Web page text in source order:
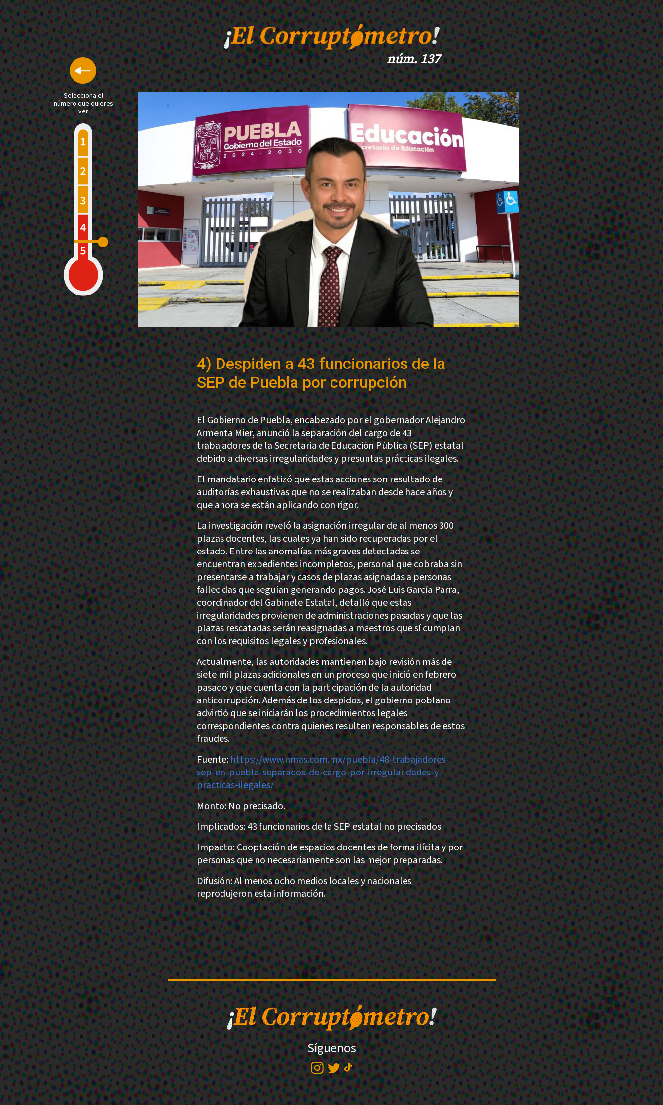
núm. 137
Selecciona el
número que quieres
ver
4) Despiden a 43 funcionarios de la
SEP de Puebla por corrupción
El Gobierno de Puebla, encabezado por el gobernador Alejandro
Armenta Mier, anunció la separación del cargo de 43
trabajadores de la Secretaría de Educación Pública (SEP) estatal
debido a diversas irregularidades y presuntas prácticas ilegales.
El mandatario enfatizó que estas acciones son resultado de
auditorías exhaustivas que no se realizaban desde hace años y
que ahora se están aplicando con rigor.
La investigación reveló la asignación irregular de al menos 300
plazas docentes, las cuales ya han sido recuperadas por el
estado. Entre las anomalías más graves detectadas se
encuentran expedientes incompletos, personal que cobraba sin
presentarse a trabajar y casos de plazas asignadas a personas
fallecidas que seguían generando pagos. José Luis García Parra,
coordinador del Gabinete Estatal, detalló que estas
irregularidades provienen de administraciones pasadas y que las
plazas rescatadas serán reasignadas a maestros que sí cumplan
con los requisitos legales y profesionales.
Actualmente, las autoridades mantienen bajo revisión más de
siete mil plazas adicionales en un proceso que inició en febrero
pasado y que cuenta con la participación de la autoridad
anticorrupción. Además de los despidos, el gobierno poblano
advirtió que se iniciarán los procedimientos legales
correspondientes contra quienes resulten responsables de estos
fraudes.
Fuente:https://www.nmas.com.mx/puebla/48-trabajadores-
sep-en-puebla-separados-de-cargo-por-irregularidades-y-
practicas-ilegales/
Monto: No precisado.
Implicados: 43 funcionarios de la SEP estatal no precisados.
Impacto: Cooptación de espacios docentes de forma ilícita y por
personas que no necesariamente son las mejor preparadas.
Difusión: Al menos ocho medios locales y nacionales
reprodujeron esta información.
Síguenos